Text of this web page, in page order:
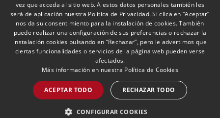
© Andersen Tax LLC, Andersen Tax & Legal, S.L.P. y Andersen Tax & Legal Iberia,
S.L.P. Andersen Tax & Legal, S.L.P. y Andersen Tax & Legal Iberia, S.L.P. son las
firmas miembro españolas de Andersen Global, una ‘verein’ suiza compuesta
por firmas miembro que son entidades jurídicas independientes, localizadas
alrededor del mundo y que proporcionan servicios bajo su propio nombre o las
marcas “Andersen Tax” o “Andersen Tax & Legal”. Andersen Global no presta
servicios y no tiene responsabilidad sobre las acciones de otras firmas
miembro, que tampoco poseen responsabilidad por ninguna acción realizada
términos y condiciones. Por favor, lea los términos y condiciones, antes del uso de
ésta página web.
Aviso Legal Política de Privacidad
Política de Cookies
Política de Seguridad de la Información
PORTUGUESE
vez que acceda al sitio web. A estos datos personales también les
será de aplicación nuestra Política de Privacidad. Si clica en “Aceptar”
nos da su consentimiento para la instalación de cookies. También
puede realizar una configuración de sus preferencias o rechazar la
instalación cookies pulsando en “Rechazar”, pero le advertimos que
ciertas funcionalidades o servicios de la página web pueden verse
afectados.
Más información en nuestra Política de Cookies
ACEPTAR TODO RECHAZAR TODO
CONFIGURAR COOKIES